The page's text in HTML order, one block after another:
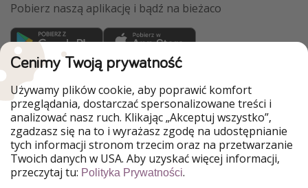
Pobierz naszą aplikację i bądź na bieżaco
WakacyjniPiraci są częścią Grupy HolidayPirates
Nasze rynki
PiratinViaggio
HolidayPirates
VakantiePiraten
VoyagesPirates
Ferienpiraten
Urlaubspiraten
Urlaubspiraten
ViajerosPiratas
TravelPirates
Cenimy Twoją prywatność
Używamy plików cookie, aby poprawić komfort
przeglądania, dostarczać spersonalizowane treści i
analizować nasz ruch. Klikając „Akceptuj wszystko”,
zgadzasz się na to i wyrażasz zgodę na udostępnianie
tych informacji stronom trzecim oraz na przetwarzanie
Twoich danych w USA. Aby uzyskać więcej informacji,
przeczytaj tu: Polityka Prywatności.